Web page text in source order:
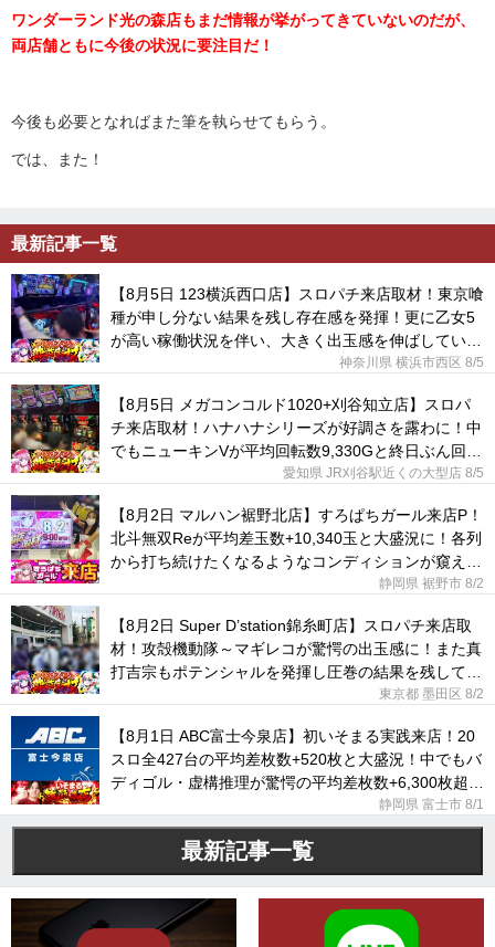
ワンダーランド光の森店もまだ情報が挙がってきていないのだが、
両店舗ともに今後の状況に要注目だ！
今後も必要となればまた筆を執らせてもらう。
では、また！
最新記事一覧
【8月5日 123横浜西口店】スロパチ来店取材！東京喰
種が申し分ない結果を残し存在感を発揮！更に乙女5
が高い稼働状況を伴い、大きく出玉感を伸ばしてい
神奈川県 横浜市西区 8/5
【8月5日 メガコンコルド1020+刈谷知立店】スロパ
チ来店取材！ハナハナシリーズが好調さを露わに！中
でもニューキンVが平均回転数9,330Gと終日ぶん回さ
愛知県 JR刈谷駅近くの大型店 8/5
【8月2日 マルハン裾野北店】すろぱちガール来店P！
北斗無双Reが平均差玉数+10,340玉と大盛況に！各列
から打ち続けたくなるようなコンディションが窺え
静岡県 裾野市 8/2
【8月2日 Super D’station錦糸町店】スロパチ来店取
材！攻殻機動隊～マギレコが驚愕の出玉感に！また真
打吉宗もポテンシャルを発揮し圧巻の結果を残してい
東京都 墨田区 8/2
【8月1日 ABC富士今泉店】初いそまる実践来店！20
スロ全427台の平均差枚数+520枚と大盛況！中でもバ
ディゴル・虚構推理が驚愕の平均差枚数+6,300枚超え
静岡県 富士市 8/1
最新記事一覧